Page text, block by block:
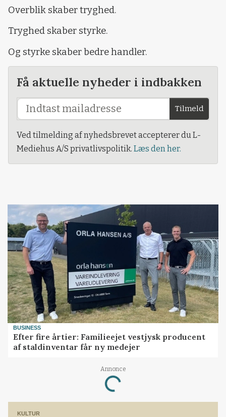
Overblik skaber tryghed.
Tryghed skaber styrke.
Og styrke skaber bedre handler.
Få aktuelle nyheder i indbakken
Tilmeld
Ved tilmelding af nyhedsbrevet accepterer du L-
Mediehus A/S privatlivspolitik. Læs den her.
BUSINESS
Efter fire årtier: Familieejet vestjysk producent
af staldinventar får ny medejer
Annonce
Loading...
KULTUR